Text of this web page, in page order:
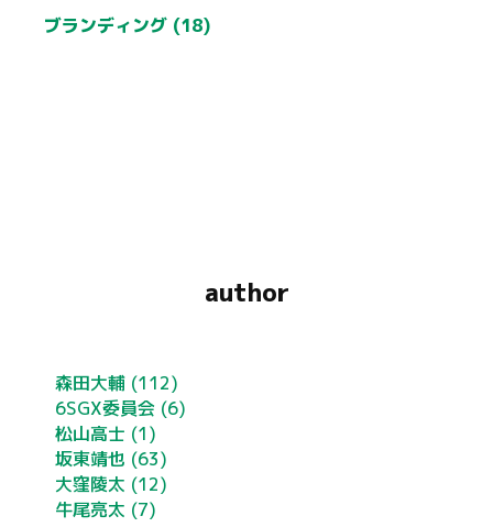
ブランディング (18)
author
森田大輔 (112)
6SGX委員会 (6)
松山高士 (1)
坂東靖也 (63)
大窪陵太 (12)
牛尾亮太 (7)